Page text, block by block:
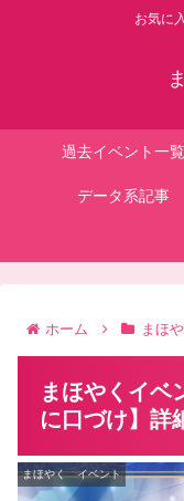
お気に
過去イベント一覧
データ系記事
ホーム まほ
まほやくイベ
に口づけ】詳
まほやく イベント